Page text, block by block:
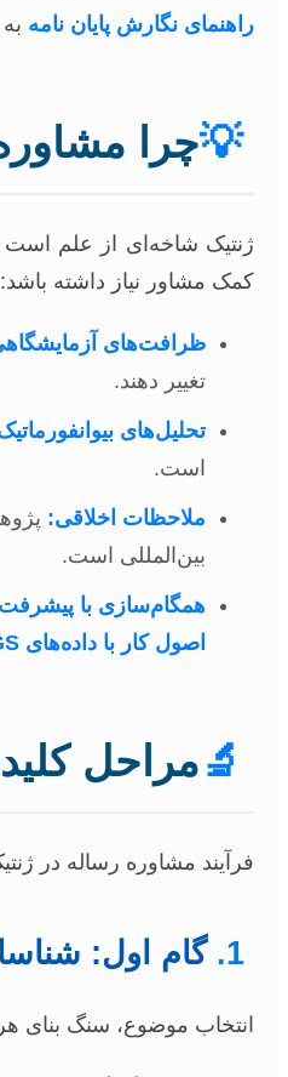
راهنمای نگارش پایان نامه
💡چرا
ژنتیک شاخه‌ای از علم است
کمک مشاور نیاز داشته باشد:
ظرافت‌های
تغییر دهند.
تحلیل‌های
است.
ملاحظات اخلاقی:
بین‌المللی است.
همگام‌سازی با
اصول کار با داده‌های NGS
🔬مراحل
فرآیند مشاوره رساله در
1. گام اول:
انتخاب موضوع، سنگ بنای